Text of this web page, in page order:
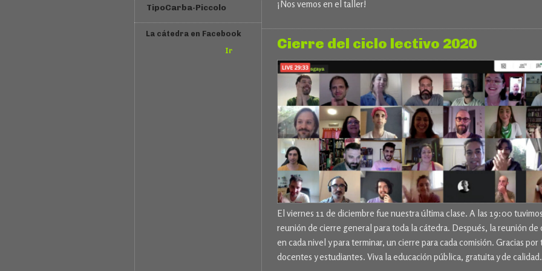
¡Nos vemos en el taller!
Cierre del ciclo lectivo 2020
El viernes 11 de diciembre fue nuestra última clase. A las 19:00
reunión de cierre general para toda la cátedra. Después, la reunión de
en cada nivel y para terminar, un cierre para cada comisión. Gracias
docentes y estudiantes. Viva la educación pública, gratuita y de calidad.
TipoCarba-Piccolo
La cátedra en Facebook
Ir